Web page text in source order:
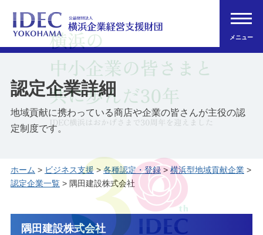
メニュー
認定企業詳細
地域貢献に携わっている商店や企業の皆さんが主役の認
定制度です。
ホーム > ビジネス支援>各種認定・登録>横浜型地域貢献企業>
認定企業一覧> 隅田建設株式会社
隅田建設株式会社